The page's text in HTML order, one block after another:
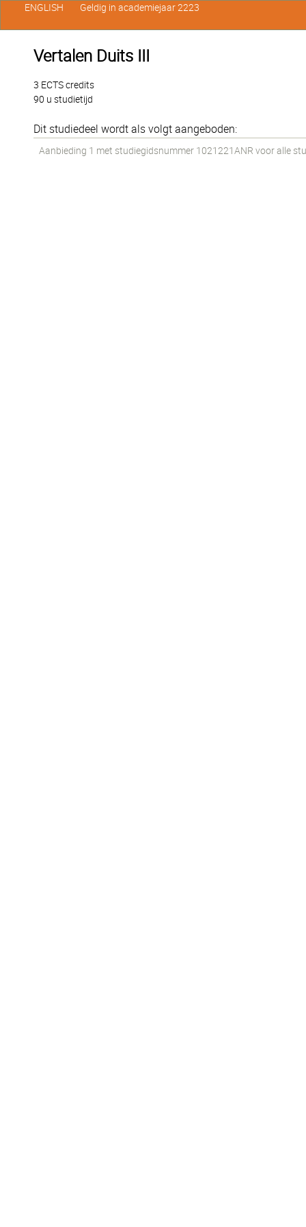
Vertalen Duits III
3 ECTS credits
90 u studietijd
Dit studiedeel wordt als volgt aangeboden:
Aanbieding 1 met studiegidsnummer 1021221ANR voor alle
ENGLISH Geldig in academiejaar 2223